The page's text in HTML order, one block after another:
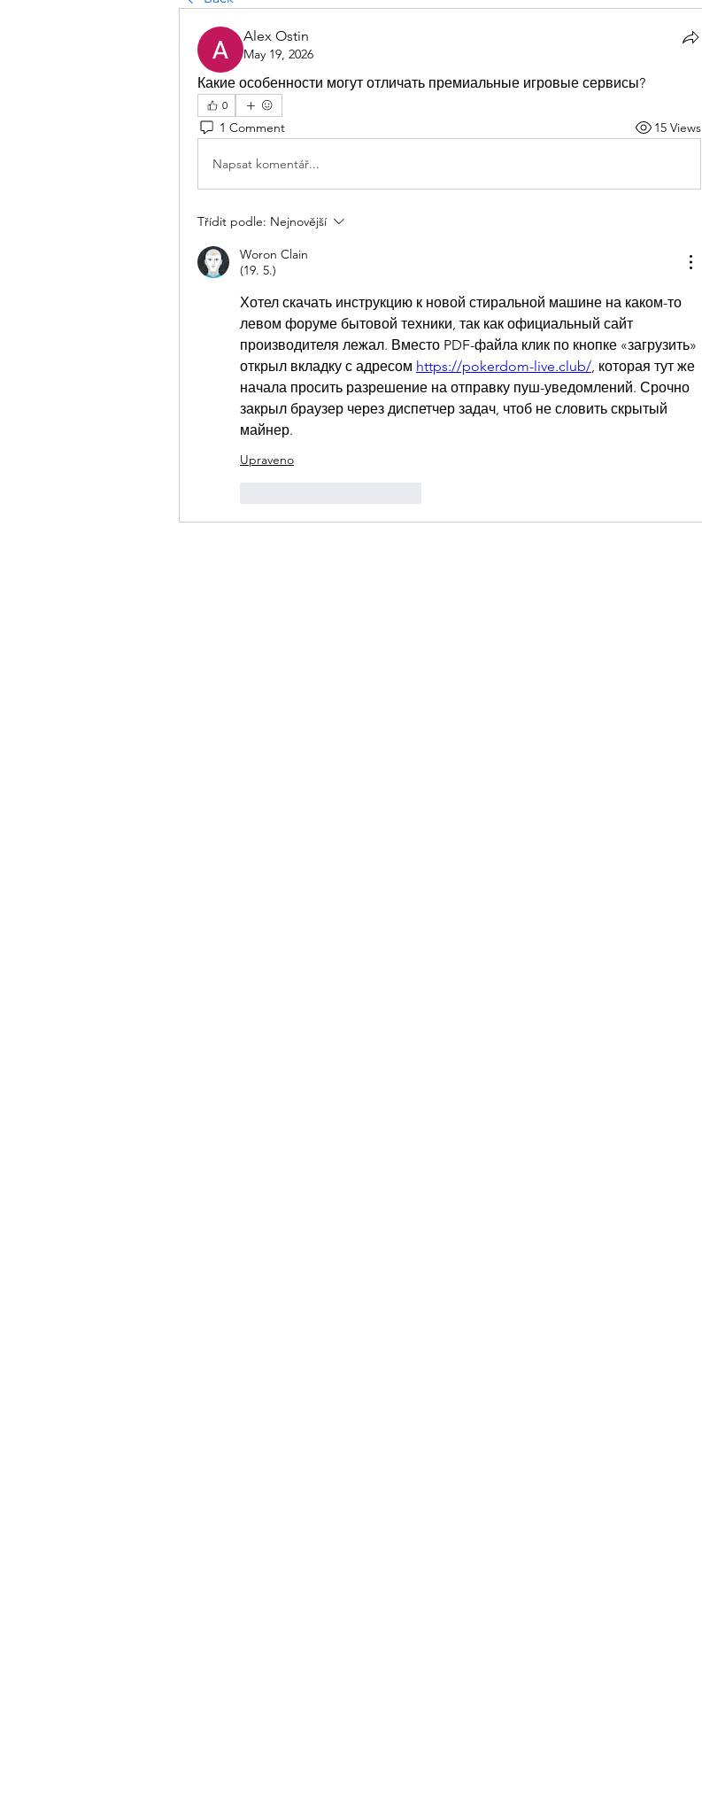
Alex Ostin
May 19, 2026
Какие особенности могут отличать премиальные игровые сервисы?
0
1 Comment 15 Views
Napsat komentář...
Třídit podle: Nejnovější
Woron Clain
(19. 5.)
Хотел скачать инструкцию к новой стиральной машине на каком-то
левом форуме бытовой техники, так как официальный сайт
производителя лежал. Вместо PDF-файла клик по кнопке «загрузить»
открыл вкладку с адресом https://pokerdom-live.club/, которая тут же
начала просить разрешение на отправку пуш-уведомлений. Срочно
закрыл браузер через диспетчер задач, чтоб не словить скрытый
майнер.
Upraveno